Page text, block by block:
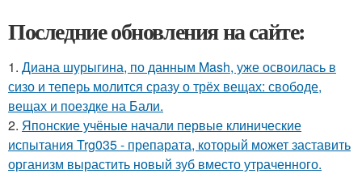
Последние обновления на сайте:
1. Диана шурыгина, по данным Mash, уже освоилась в
сизо и теперь молится сразу о трёх вещах: свободе,
вещах и поездке на Бали.
2. Японские учёные начали первые клинические
испытания Trg035 - препарата, который может заставить
организм вырастить новый зуб вместо утраченного.